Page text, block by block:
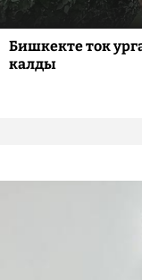
Бишкекте ток
калды